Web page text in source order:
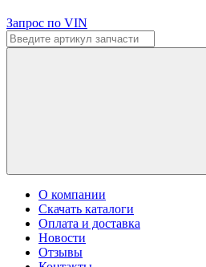
Запрос по VIN
О компании
Скачать каталоги
Оплата и доставка
Новости
Отзывы